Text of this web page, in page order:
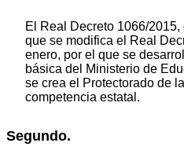
El Real Decreto 1066/
que se modifica el Real
enero, por el que se
básica del Ministerio de
se crea el Protectorado de
competencia estatal.
Segundo.